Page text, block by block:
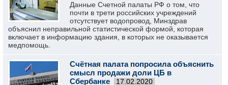
Данные Счетной палаты РФ о том, что
почти в трети российских учреждений
отсутствует водопровод, Минздрав
объяснил неправильной статистической формой, которая
включает в информацию здания, в которых не оказывается
медпомощь.
Счётная палата попросила объяснить
смысл продажи доли ЦБ в
Сбербанке
17.02.2020